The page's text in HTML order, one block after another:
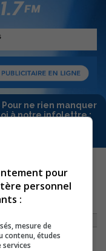
ne rien manquer
à notre infolettre :
PRINCE
pour
personnel
:
mesure de
contenu, études
services